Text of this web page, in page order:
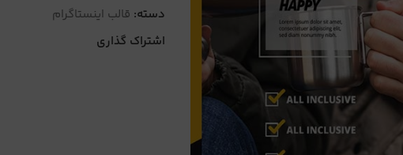
دسته: قالب اینستاگرام
اشتراک گذاری